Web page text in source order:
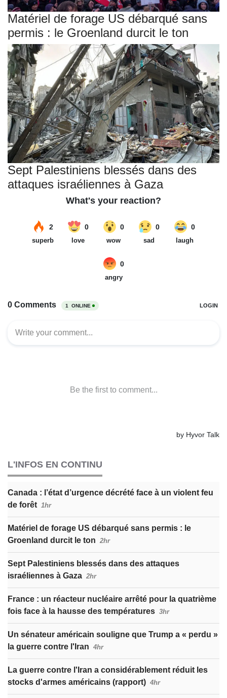
Matériel de forage US débarqué sans
permis : le Groenland durcit le ton
Sept Palestiniens blessés dans des
attaques israéliennes à Gaza
L'INFOS EN CONTINU
Canada : l’état d’urgence décrété face à un violent feu
de forêt 1hr
Matériel de forage US débarqué sans permis : le
Groenland durcit le ton 2hr
Sept Palestiniens blessés dans des attaques
israéliennes à Gaza 2hr
France : un réacteur nucléaire arrêté pour la quatrième
fois face à la hausse des températures 3hr
Un sénateur américain souligne que Trump a « perdu »
la guerre contre l'Iran 4hr
La guerre contre l'Iran a considérablement réduit les
stocks d'armes américains (rapport) 4hr